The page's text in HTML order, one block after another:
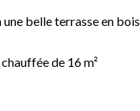
belle terrasse en bois
de 16 m²